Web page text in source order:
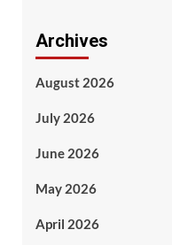
Archives
August 2026
July 2026
June 2026
May 2026
April 2026